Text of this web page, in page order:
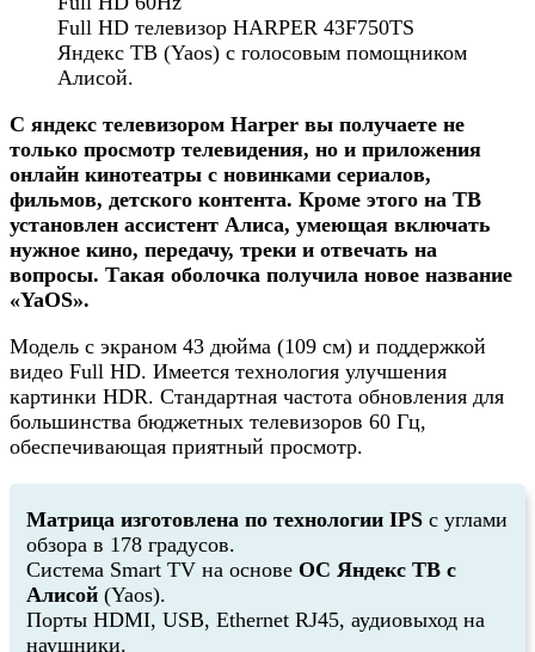
Full HD телевизор HARPER 43F750TS
Яндекс ТВ (Yaos) с голосовым помощником
Алисой.
С яндекс телевизором Harper вы получаете не
только просмотр телевидения, но и приложения
онлайн кинотеатры с новинками сериалов,
фильмов, детского контента. Кроме этого на ТВ
установлен ассистент Алиса, умеющая включать
нужное кино, передачу, треки и отвечать на
вопросы. Такая оболочка получила новое название
«YaOS».
Модель с экраном 43 дюйма (109 см) и поддержкой
видео Full HD. Имеется технология улучшения
картинки HDR. Стандартная частота обновления для
большинства бюджетных телевизоров 60 Гц,
обеспечивающая приятный просмотр.
Матрица изготовлена по технологии IPS с углами
обзора в 178 градусов.
Система Smart TV на основе ОС Яндекс ТВ с
Алисой (Yaos).
Порты HDMI, USB, Ethernet RJ45, аудиовыход на
наушники.